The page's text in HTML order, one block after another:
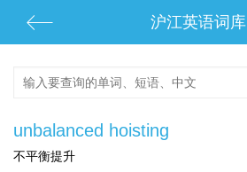
沪江英语词库
unbalanced hoisting
不平衡提升